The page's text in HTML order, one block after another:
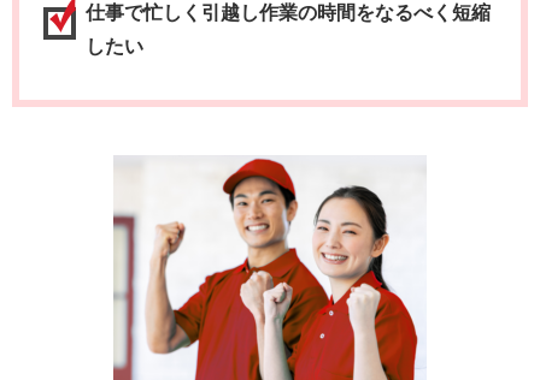
仕事で忙しく引越し作業の時間をなるべく短縮
したい